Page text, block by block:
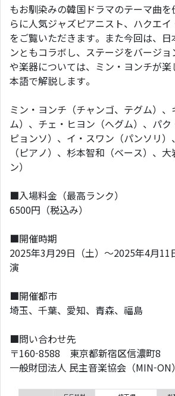
もお馴染みの韓国ドラマのテーマ曲
らに人気ジャズピアニスト、ハクエ
をご覧いただきます。また今回は、日
ンともコラボし、ステージをバージ
や楽器については、ミン・ヨンチが
本語で解説します。
ミン・ヨンチ（チャンゴ、テグム）
ム）、チェ・ヒヨン（へグム）、パ
ピョンソ）、イ・スワン（パンソリ
（ピアノ）、杉本智和（ベース）、
ン）
■入場料金（最高ランク）
6500円（税込み）
■開催時期
2025年3月29日（土）～2025年4月11
演
■開催都市
埼玉、千葉、愛知、青森、福島
■問い合わせ先
〒160-8588 東京都新宿区信濃町8
一般財団法人 民主音楽協会（MIN-